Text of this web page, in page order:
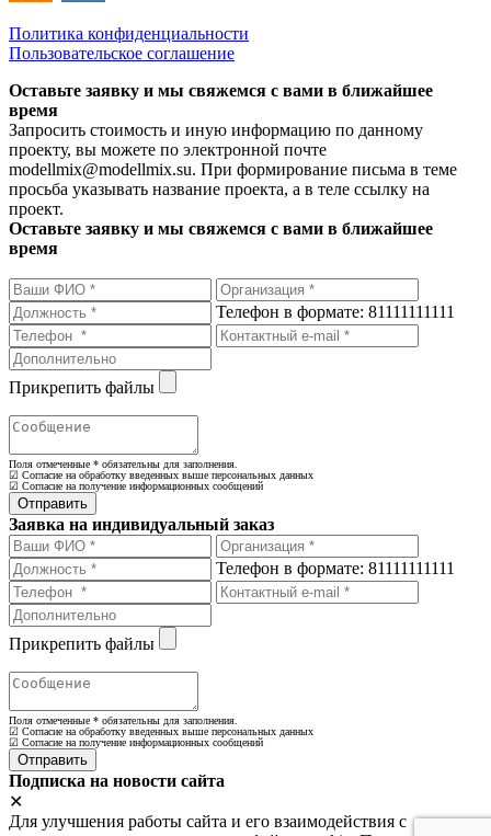
Политика конфиденциальности
Пользовательское соглашение
Оставьте заявку и мы свяжемся с вами в ближайшее
время
Запросить стоимость и иную информацию по данному
проекту, вы можете по электронной почте
modellmix@modellmix.su. При формирование письма в теме
просьба указывать название проекта, а в теле ссылку на
проект.
Оставьте заявку и мы свяжемся с вами в ближайшее
время
Телефон в формате: 81111111111
Прикрепить файлы
Поля отмеченные * обязательны для заполнения.
☑ Согласие на обработку введенных выше персональных данных
☑ Согласие на получение информационных сообщений
Заявка на индивидуальный заказ
Телефон в формате: 81111111111
Прикрепить файлы
Поля отмеченные * обязательны для заполнения.
☑ Согласие на обработку введенных выше персональных данных
☑ Согласие на получение информационных сообщений
Подписка на новости сайта
✕
Для улучшения работы сайта и его взаимодействия с